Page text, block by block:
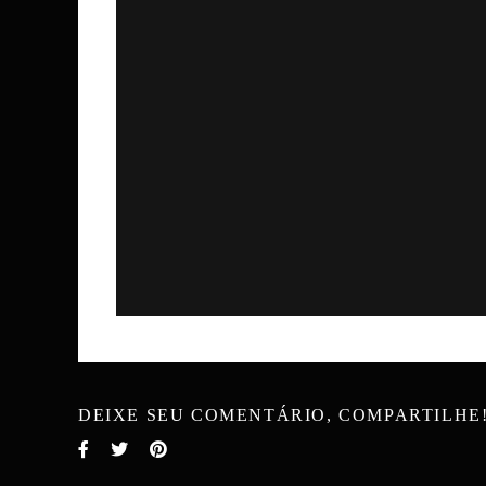
DEIXE SEU COMENTÁRIO,